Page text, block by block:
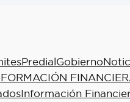
PredialGobierno
Información